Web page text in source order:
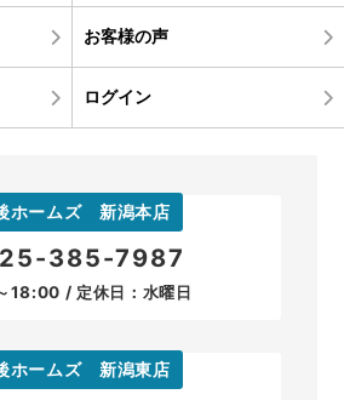
お客様の声
ログイン
ホームズ 新潟本店
385-7987
18:00 / 定休日：水曜日
ホームズ 新潟東店